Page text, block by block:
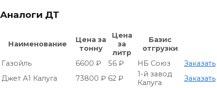
Аналоги ДТ
Наименование
Цена за
тонну
Цена
за
литр
Базис
отгрузки
Газойль
6600 ₽ 56 ₽ НБ Союз
Заказать
Джет А1 Калуга
73800 ₽ 62 ₽
1-й завод
Калуга
Заказать